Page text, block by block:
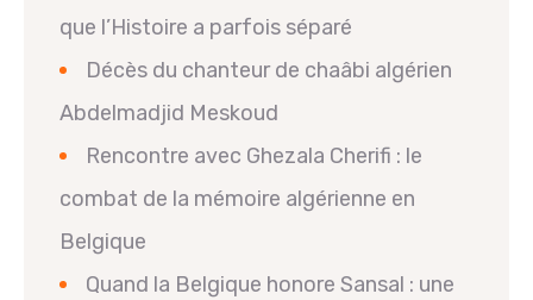
que l’Histoire a parfois séparé
Décès du chanteur de chaâbi algérien
Abdelmadjid Meskoud
Rencontre avec Ghezala Cherifi : le
combat de la mémoire algérienne en
Belgique
Quand la Belgique honore Sansal : une